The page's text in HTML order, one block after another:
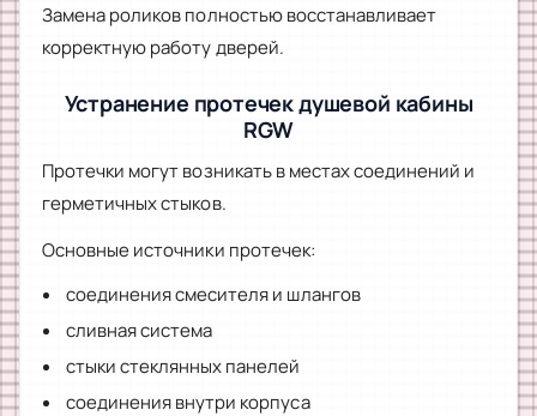
Замена роликов полностью восстанавливает
корректную работу дверей.
Устранение протечек душевой кабины
RGW
Протечки могут возникать в местах соединений и
герметичных стыков.
Основные источники протечек:
соединения смесителя и шлангов
сливная система
стыки стеклянных панелей
соединения внутри корпуса